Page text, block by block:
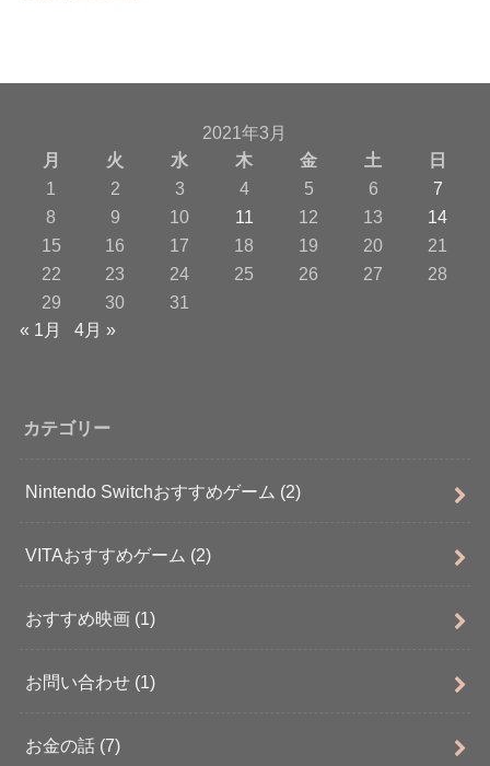
2021年3月
月
火 水 木 金 土
日
1
2 3 4 5 6
7
8
9 10 11 12 13
14
15
16 17 18 19 20
21
22
23 24 25 26 27
28
29
30
31
« 1月
4月 »
カテゴリー
Nintendo Switchおすすめゲーム (2)
VITAおすすめゲーム (2)
おすすめ映画 (1)
お問い合わせ (1)
お金の話 (7)